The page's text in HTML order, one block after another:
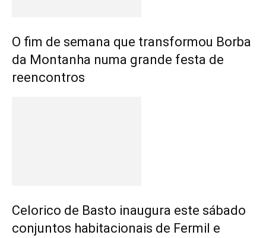
O fim de semana que transformou Borba
da Montanha numa grande festa de
reencontros
Celorico de Basto inaugura este sábado
conjuntos habitacionais de Fermil e